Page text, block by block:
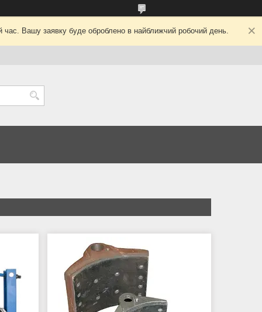
час. Вашу заявку буде оброблено в найближчий робочий день.